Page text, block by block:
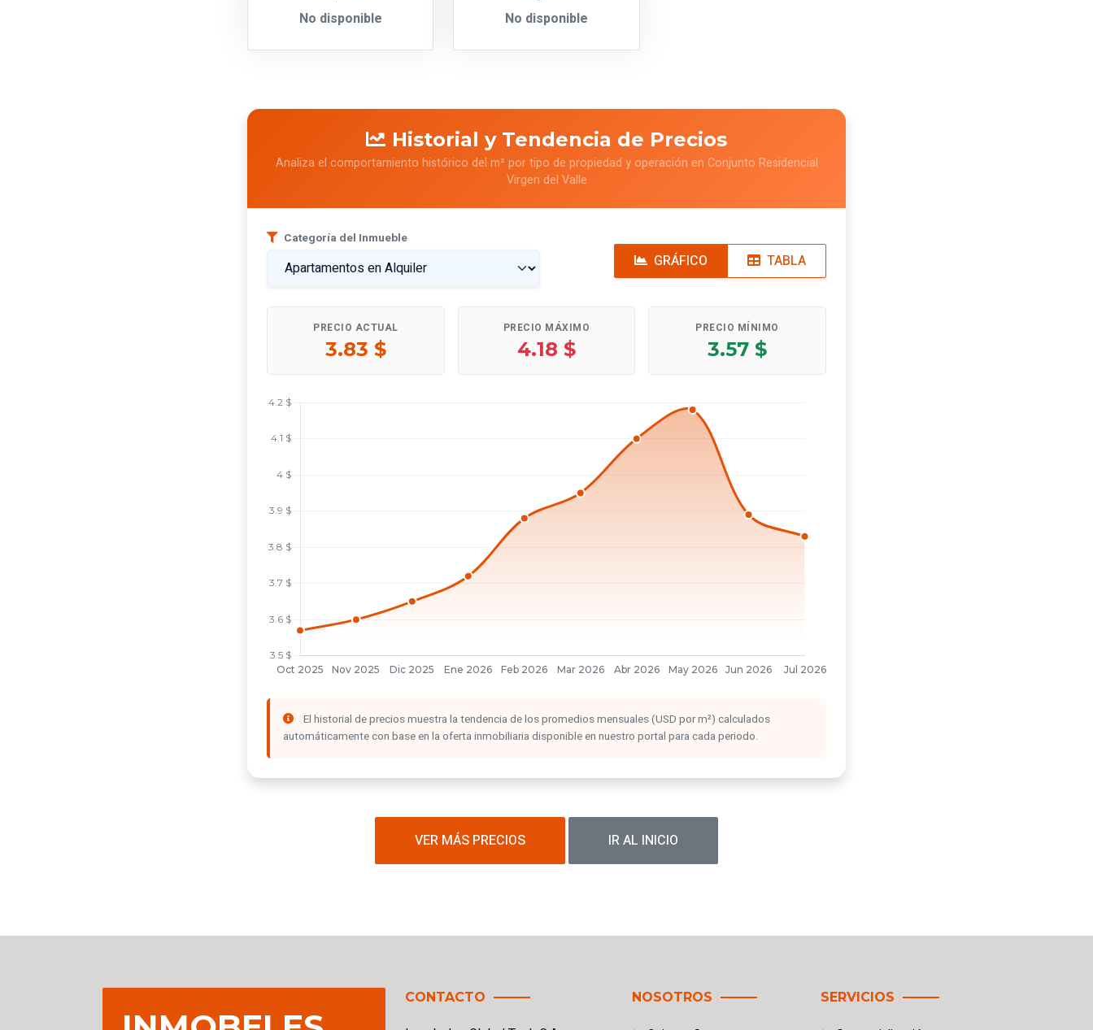
No disponible
No disponible
Historial y Tendencia de Precios
Analiza el comportamiento histórico del m² por tipo de propiedad y operación en Conjunto Residencial
Virgen del Valle
Categoría del Inmueble
GRÁFICO TABLA
PRECIO ACTUAL
3.83 $
PRECIO MÁXIMO
4.18 $
PRECIO MÍNIMO
3.57 $
El historial de precios muestra la tendencia de los promedios mensuales (USD por m²) calculados
automáticamente con base en la oferta inmobiliaria disponible en nuestro portal para cada periodo.
VER MÁS PRECIOS IR AL INICIO
CONTACTO NOSOTROS SERVICIOS